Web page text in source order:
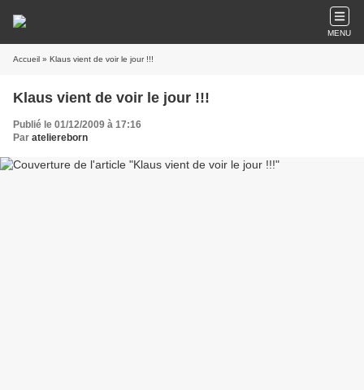
MENU
Accueil » Klaus vient de voir le jour !!!
Klaus vient de voir le jour !!!
Publié le 01/12/2009 à 17:16
Par ateliereborn